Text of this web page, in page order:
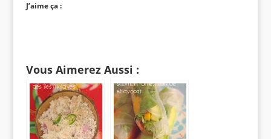
J’aime ça :
Vous Aimerez Aussi :